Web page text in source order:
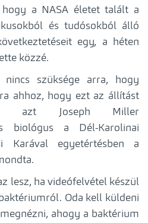
a NASA életet talált a
és tudósokból álló
egy, a héten
közzé.
nincs szüksége arra, hogy
ahhoz, hogy ezt az állítást
azt Joseph Miller
biológus a Dél-Karolinai
Karával egyetértésben a
lesz, ha videófelvétel készül
Oda kell küldeni
ahogy a baktérium